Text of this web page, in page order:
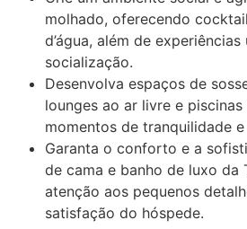
molhado, oferecendo
d’água, além de experiências
socialização.
Desenvolva espaços de
lounges ao ar livre e
momentos de tranquilidade
Garanta o conforto e a
de cama e banho de luxo da
atenção aos pequenos
satisfação do hóspede.